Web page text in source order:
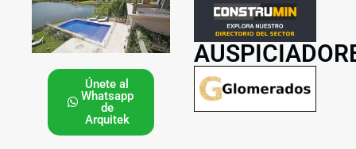
Únete al
Whatsapp
de
Arquitek